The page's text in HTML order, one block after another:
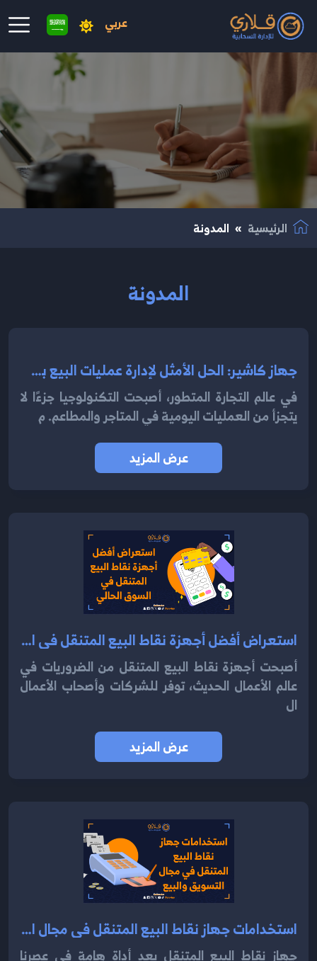
عربي
انتقال إلى المحتوى الرئيسي
الرئيسية المدونة
المدونة
جهاز كاشير: الحل الأمثل لإدارة عمليات البيع بسهولة 2025
في عالم التجارة المتطور، أصبحت التكنولوجيا جزءًا لا
يتجزأ من العمليات اليومية في المتاجر والمطاعم. م
عرض المزيد
استعراض أفضل أجهزة نقاط البيع المتنقل في السوق الحالي 2024
أصبحت أجهزة نقاط البيع المتنقل من الضروريات في
عالم الأعمال الحديث، توفر للشركات وأصحاب الأعمال
ال
عرض المزيد
استخدامات جهاز نقاط البيع المتنقل في مجال التسويق والبيع 2024
جهاز نقاط البيع المتنقل يعد أداة هامة في عصرنا